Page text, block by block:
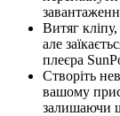
Витяг
але
плеєра
Створіть
вашому
залишаючи